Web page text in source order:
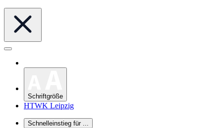
Schriftgröße
HTWK Leipzig
Schnelleinstieg für ...